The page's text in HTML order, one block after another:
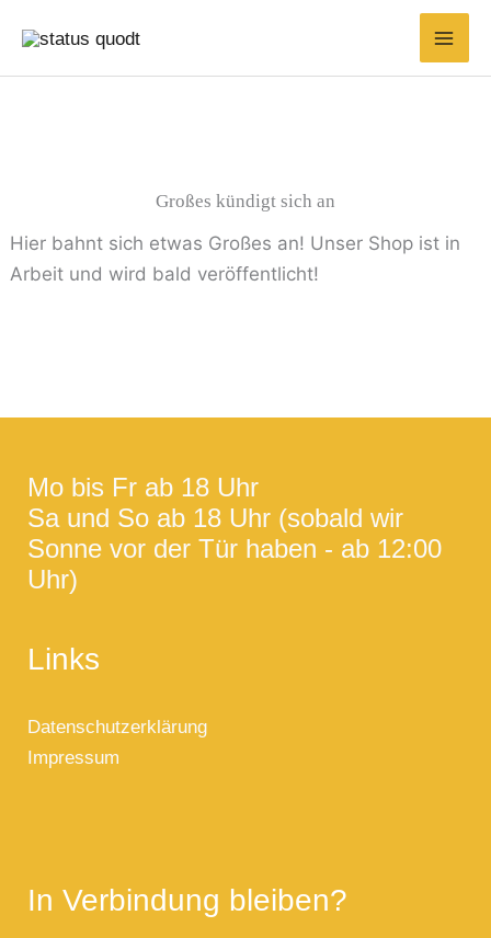
Inhalt
springen
Großes kündigt sich an
Hier bahnt sich etwas Großes an! Unser Shop ist in
Arbeit und wird bald veröffentlicht!
Mo bis Fr ab 18 Uhr
Sa und So ab 18 Uhr (sobald wir
Sonne vor der Tür haben - ab 12:00
Uhr)
Links
Datenschutzerklärung
Impressum
In Verbindung bleiben?
nach:
Preis